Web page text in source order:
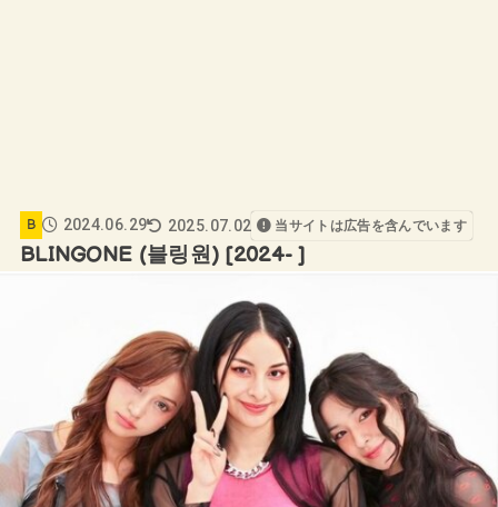
B 2024.06.29 2025.07.02 当サイトは広告を含んでいます
BLINGONE (블링원) [2024- ]